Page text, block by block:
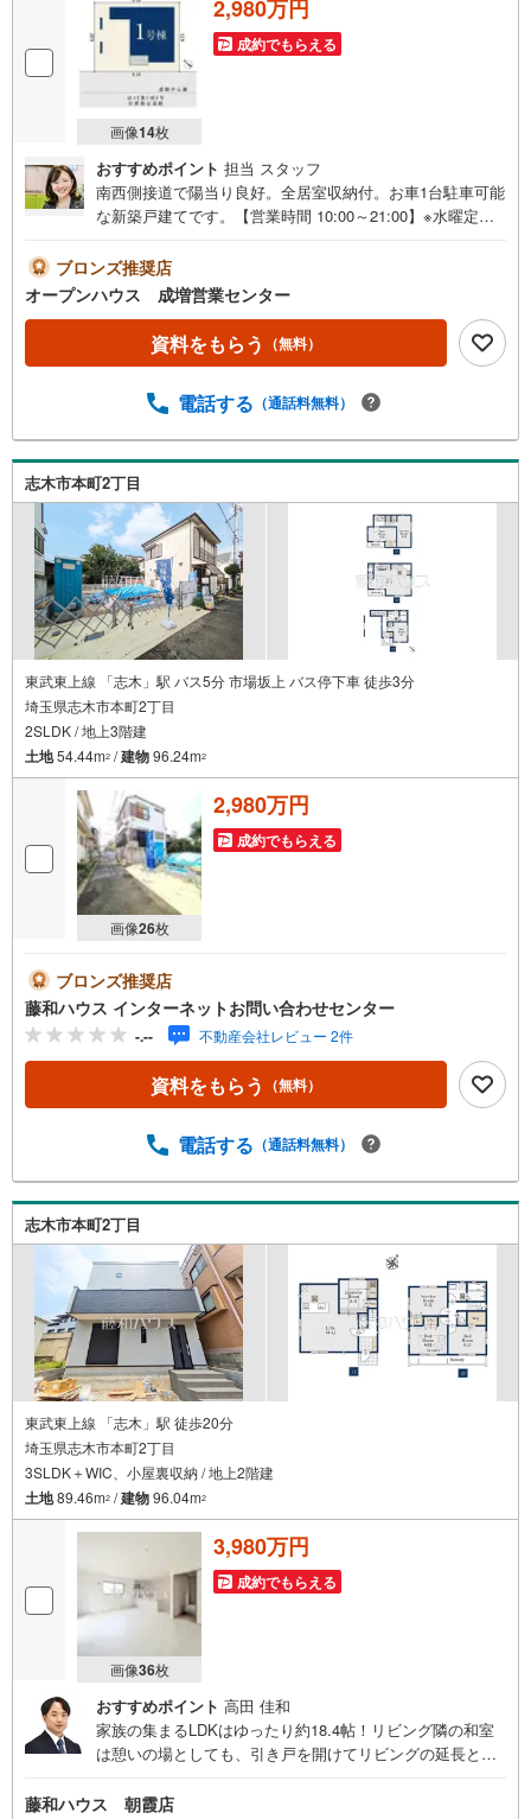
画像14枚
2,980万円
成約でもらえる
おすすめポイント 担当 スタッフ
南西側接道で陽当り良好。全居室収納付。お車1台駐車可能
な新築戸建てです。【営業時間 10:00～21:00】※水曜定休
気軽にご連絡ください！現地を見学される場合は「室内・
現地を見学する（無料）」ボタンよりご希望の日時をご記
入いただけますとスムーズにご案内が可能です。◎現地の
ご案内について・平日や夜遅い時間帯もご案内が可能 ※定
休日を除く・経験豊富なスタッフが物件詳細を丁寧にご説
まで送迎します。・チャイルドシートのご用意ございま
という方も大歓迎です！年間8000棟以上の限定物件を発表
しているオープンハウスだから出会える物件が多数ござい
ます。ぜひお気軽にご連絡・ご相談ください！※限定物件:
当社のみ、もしくは当社を含めた数社でのみご紹介可能な
オープンハウス・ディベロップメントの物件
ブロンズ推奨店
オープンハウス 成増営業センター
資料をもらう （無料）
電話する （通話料無料）
志木市本町2丁目
東武東上線 「志木」駅 バス5分 市場坂上 バス停下車 徒歩3分
埼玉県志木市本町2丁目
2SLDK / 地上3階建
土地54.44m2 /建物96.24m2
画像26枚
2,980万円
成約でもらえる
ブロンズ推奨店
藤和ハウス インターネットお問い合わせセンター
-.-- 不動産会社レビュー 2件
資料をもらう （無料）
電話する （通話料無料）
志木市本町2丁目
東武東上線 「志木」駅 徒歩20分
埼玉県志木市本町2丁目
3SLDK＋WIC、小屋裏収納 / 地上2階建
土地89.46m2 /建物96.04m2
画像36枚
3,980万円
成約でもらえる
おすすめポイント 高田 佳和
家族の集まるLDKはゆったり約18.4帖！リビング隣の和室
は憩いの場としても、引き戸を開けてリビングの延長とし
空間を有効活用できます。ぜひお問合せ下さい！
藤和ハウス 朝霞店